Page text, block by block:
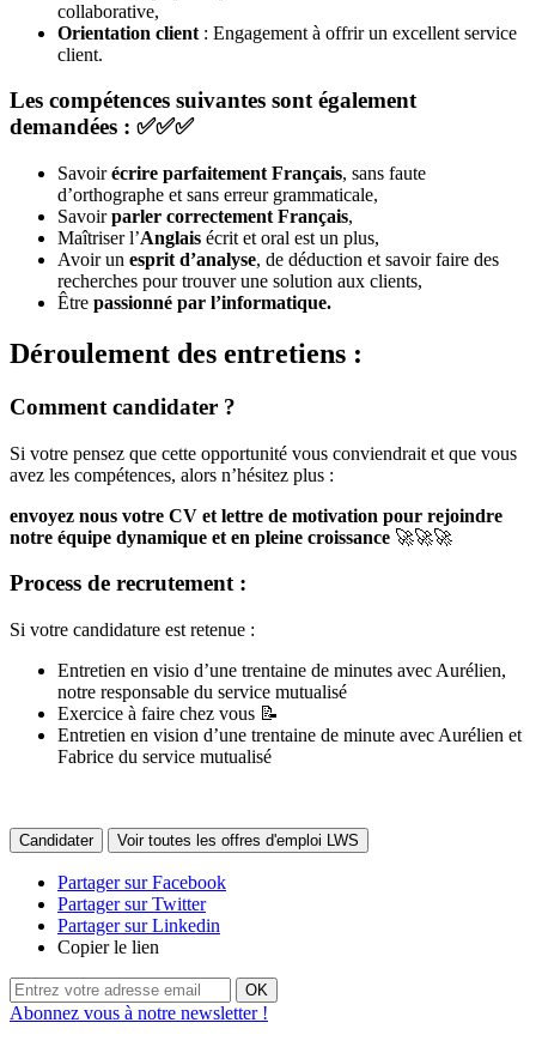
collaborative,
Orientation client : Engagement à offrir un excellent service
client.
Les compétences suivantes sont également
demandées : ✅✅✅
Savoirécrire parfaitement Français, sans faute
d’orthographe et sans erreur grammaticale,
Savoirparler correctement Français,
Maîtriser l’Anglais écrit et oral est un plus,
Avoir un esprit d’analyse, de déduction et savoir faire des
recherches pour trouver une solution aux clients,
Être passionné par l’informatique.
Déroulement des entretiens :
Comment candidater ?
Si votre pensez que cette opportunité vous conviendrait et que vous
avez les compétences, alors n’hésitez plus :
envoyez nous votre CV et lettre de motivation pour rejoindre
notre équipe dynamique et en pleine croissance 🚀🚀🚀
Process de recrutement :
Si votre candidature est retenue :
Entretien en visio d’une trentaine de minutes avec Aurélien,
notre responsable du service mutualisé
Exercice à faire chez vous 📝
Entretien en vision d’une trentaine de minute avec Aurélien et
Fabrice du service mutualisé
Candidater Voir toutes les offres d'emploi LWS
Partager sur Facebook
Partager sur Twitter
Partager sur Linkedin
Copier le lien
OK
Abonnez vous à notre newsletter !